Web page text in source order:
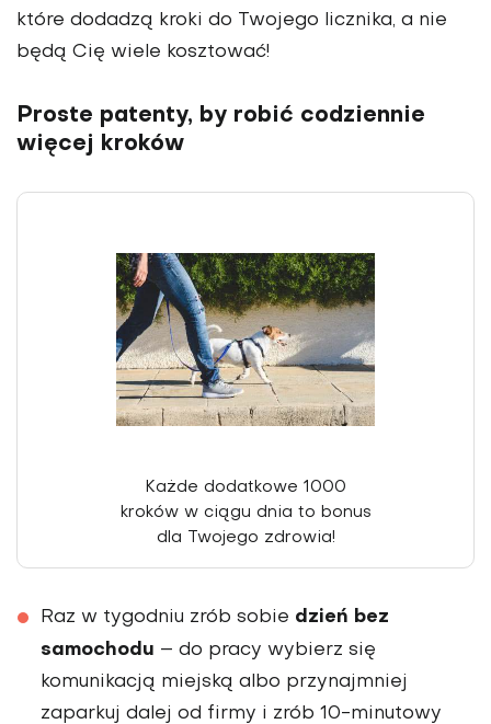
które dodadzą kroki do Twojego licznika, a nie
będą Cię wiele kosztować!
Proste patenty, by robić codziennie
więcej kroków
Każde dodatkowe 1000
kroków w ciągu dnia to bonus
dla Twojego zdrowia!
Raz w tygodniu zrób sobie dzień bez
samochodu – do pracy wybierz się
komunikacją miejską albo przynajmniej
zaparkuj dalej od firmy i zrób 10-minutowy